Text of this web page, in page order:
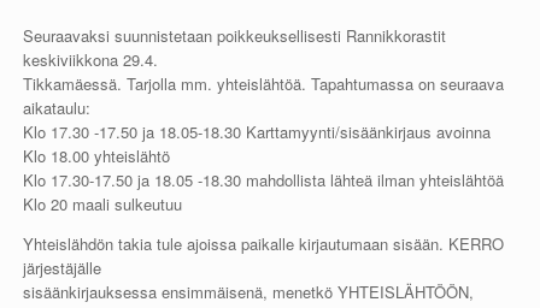
Seuraavaksi suunnistetaan poikkeuksellisesti Rannikkorastit
keskiviikkona 29.4.
Tikkamäessä. Tarjolla mm. yhteislähtöä. Tapahtumassa on seuraava
aikataulu:
Klo 17.30 -17.50 ja 18.05-18.30 Karttamyynti/sisäänkirjaus avoinna
Klo 18.00 yhteislähtö
Klo 17.30-17.50 ja 18.05 -18.30 mahdollista lähteä ilman yhteislähtöä
Klo 20 maali sulkeutuu
Yhteislähdön takia tule ajoissa paikalle kirjautumaan sisään. KERRO
järjestäjälle
sisäänkirjauksessa ensimmäisenä, menetkö YHTEISLÄHTÖÖN,